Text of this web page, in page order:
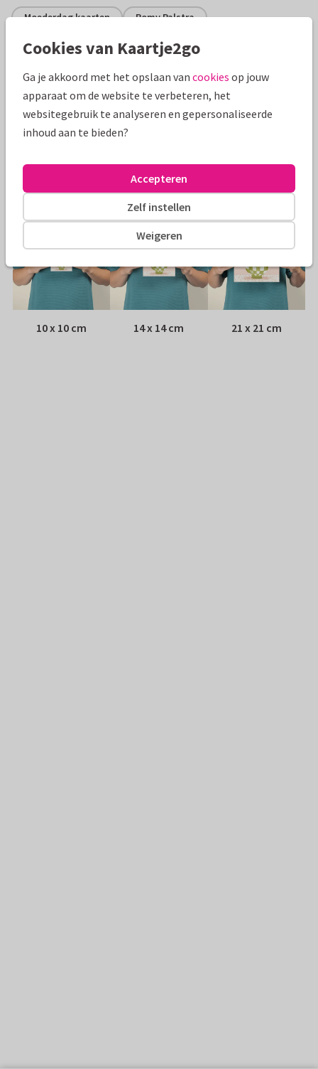
Moederdag kaarten Romy Palstra
Papiersoort: Kies uit 6 luxe papiersoorten
Envelop: Witte vensterenvelop
Adres: Achterop de kaart
Formaten
10 x 10 cm 14 x 14 cm 21 x 21 cm
Cookies van Kaartje2go
Ga je akkoord met het opslaan van cookies op jouw
apparaat om de website te verbeteren, het
websitegebruik te analyseren en gepersonaliseerde
inhoud aan te bieden?
Weigeren
Zelf instellen
Accepteren